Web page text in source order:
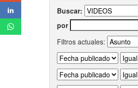
Buscar:
por
Filtros actuales: